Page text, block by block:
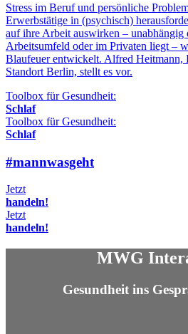
Stress im Beruf und persönliche
Erwerbstätige in (psychisch)
auf ihre Arbeit auswirken – unabhängig
Arbeitsumfeld oder im Privaten liegt –
Blaufeuer entwickelt. Alfred Heitmann,
Standort Berlin, stellt es vor.
Toolbox für Gesundheit:
Schlaf
Toolbox für Gesundheit:
Schlaf
#mannwasgeht
Jetzt
handeln!
Jetzt
handeln!
MWG
Gesundheit ins